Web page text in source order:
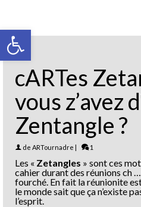
Ouvrir la barre d’outils
cARTes
vous z’avez
Zentangle ?
de ARTournadre | 1
Les « Zetangles » sont ces
cahier durant des réunions ch
fourché. En fait la réunionite
le monde sait que ça n’existe
l’esprit.